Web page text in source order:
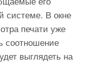
системе. В окне
печати уже
соотношение
выглядеть на